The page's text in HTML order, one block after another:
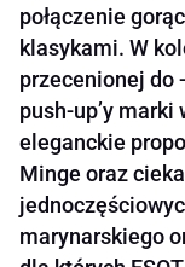
połączenie
klasykami. W
przecenionej do
push-up’y
eleganckie
Minge oraz
marynarskiego